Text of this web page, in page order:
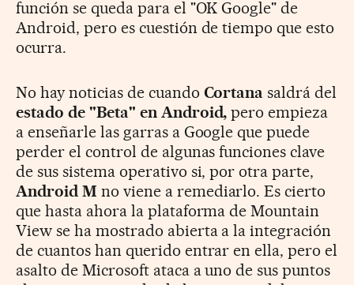
función se queda para el "OK Google" de
Android, pero es cuestión de tiempo que esto
ocurra.
No hay noticias de cuando Cortana saldrá del
estado de "Beta" en Android, pero empieza
a enseñarle las garras a Google que puede
perder el control de algunas funciones clave
de sus sistema operativo si, por otra parte,
Android M no viene a remediarlo. Es cierto
que hasta ahora la plataforma de Mountain
View se ha mostrado abierta a la integración
de cuantos han querido entrar en ella, pero el
asalto de Microsoft ataca a uno de sus puntos